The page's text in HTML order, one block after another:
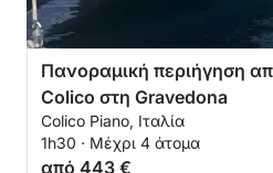
Πανοραμική περιήγηση
Colico στη Gravedona
Colico Piano, Ιταλία
1h30 · Μέχρι 4 άτομα
από 443 €